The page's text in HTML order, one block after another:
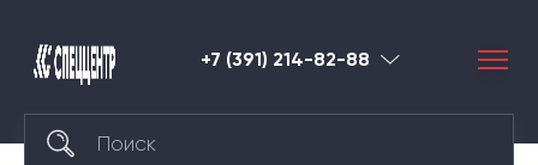
+7 (391) 214-82-88 Красноярск